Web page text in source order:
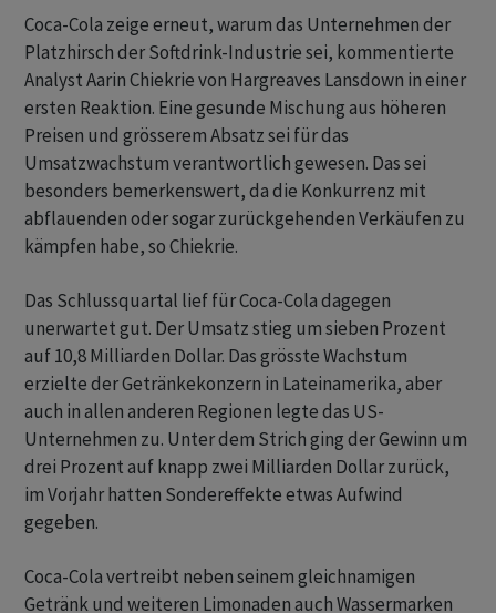
Coca-Cola zeige erneut, warum das Unternehmen der
Platzhirsch der Softdrink-Industrie sei, kommentierte
Analyst Aarin Chiekrie von Hargreaves Lansdown in einer
ersten Reaktion. Eine gesunde Mischung aus höheren
Preisen und grösserem Absatz sei für das
Umsatzwachstum verantwortlich gewesen. Das sei
besonders bemerkenswert, da die Konkurrenz mit
abflauenden oder sogar zurückgehenden Verkäufen zu
kämpfen habe, so Chiekrie.
Das Schlussquartal lief für Coca-Cola dagegen
unerwartet gut. Der Umsatz stieg um sieben Prozent
auf 10,8 Milliarden Dollar. Das grösste Wachstum
erzielte der Getränkekonzern in Lateinamerika, aber
auch in allen anderen Regionen legte das US-
Unternehmen zu. Unter dem Strich ging der Gewinn um
drei Prozent auf knapp zwei Milliarden Dollar zurück,
im Vorjahr hatten Sondereffekte etwas Aufwind
gegeben.
Coca-Cola vertreibt neben seinem gleichnamigen
Getränk und weiteren Limonaden auch Wassermarken